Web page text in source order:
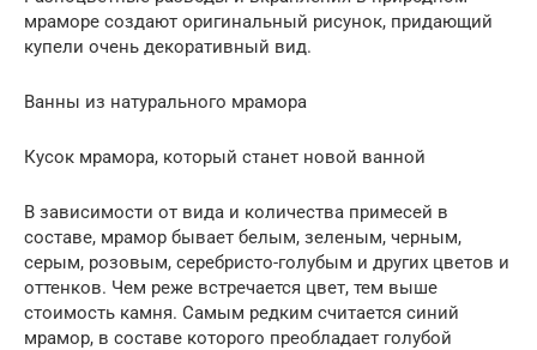
мраморе создают оригинальный рисунок, придающий
купели очень декоративный вид.
Ванны из натурального мрамора
Кусок мрамора, который станет новой ванной
В зависимости от вида и количества примесей в
составе, мрамор бывает белым, зеленым, черным,
серым, розовым, серебристо-голубым и других цветов и
оттенков. Чем реже встречается цвет, тем выше
стоимость камня. Самым редким считается синий
мрамор, в составе которого преобладает голубой